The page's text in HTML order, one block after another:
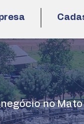
no Mato